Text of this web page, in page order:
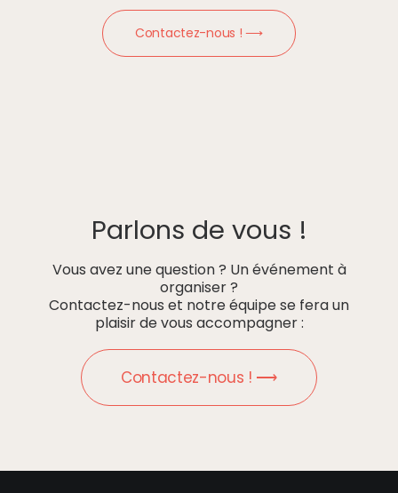
Contactez-nous ! ⟶
Parlons de vous !
Vous avez une question ? Un événement à
organiser ?
Contactez-nous et notre équipe se fera un
plaisir de vous accompagner :
Contactez-nous ! ⟶